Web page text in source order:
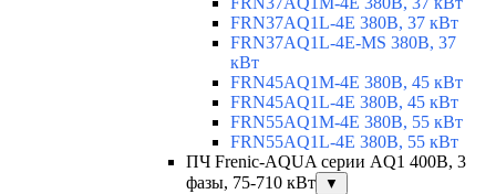
FRN37AQ1L-4E 380В, 37 кВт
FRN37AQ1L-4E-MS 380В, 37
кВт
FRN45AQ1M-4E 380В, 45 кВт
FRN45AQ1L-4E 380В, 45 кВт
FRN55AQ1M-4E 380В, 55 кВт
FRN55AQ1L-4E 380В, 55 кВт
ПЧ Frenic-AQUA серии AQ1 400В, 3
фазы, 75-710 кВт
▼